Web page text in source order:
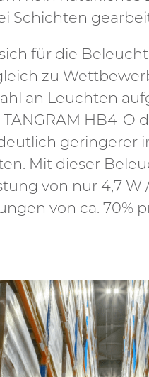
Schichten
für die
zu
an Leuchten
HB4-O
geringerer
Mit dieser
von nur 4,7 W
von ca. 70%